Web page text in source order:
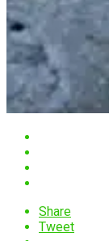
Share
Tweet